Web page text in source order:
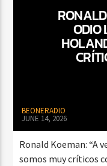
ODIO
BEONERADIO
JUNE 14, 2026
Ronald Koeman: “A
somos muy críticos